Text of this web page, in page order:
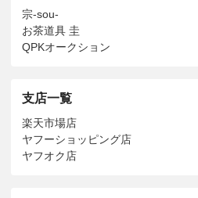
宗-sou-
お茶道具 圭
QPKオークション
支店一覧
楽天市場店
ヤフーショッピング店
ヤフオク店